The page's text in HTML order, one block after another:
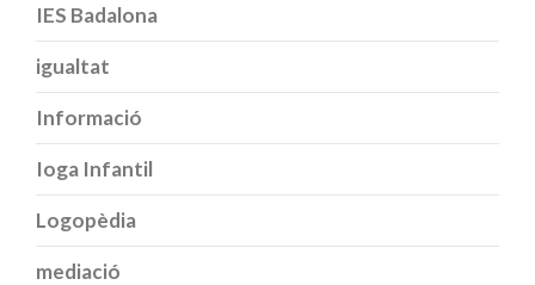
IES Badalona
igualtat
Informació
Ioga Infantil
Logopèdia
mediació